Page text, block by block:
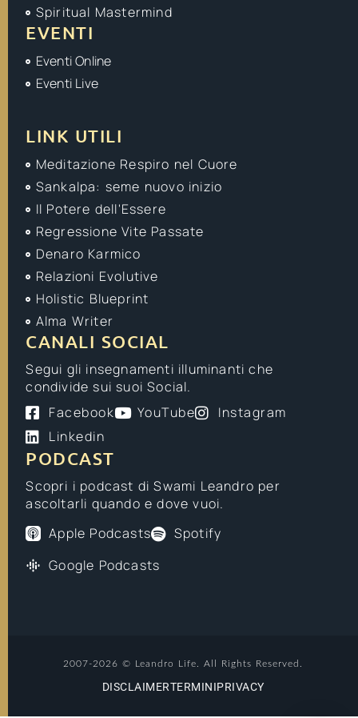
Spiritual Mastermind
EVENTI
Eventi Online
Eventi Live
LINK UTILI
Meditazione Respiro nel Cuore
Sankalpa: seme nuovo inizio
Il Potere dell'Essere
Regressione Vite Passate
Denaro Karmico
Relazioni Evolutive
Holistic Blueprint
Alma Writer
CANALI SOCIAL
Segui gli insegnamenti illuminanti che
condivide sui suoi Social.
Facebook
YouTube
Instagram
Linkedin
PODCAST
Scopri i podcast di Swami Leandro per
ascoltarli quando e dove vuoi.
Apple Podcasts
Spotify
Google Podcasts
2007-2026 © Leandro Life. All Rights Reserved.
DISCLAIMERTERMINIPRIVACY